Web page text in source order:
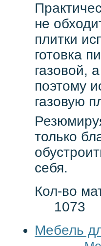
не
плитки
готовка
газовой,
поэтому
газовую
только
себя.
Кол-во
1073
Мебель